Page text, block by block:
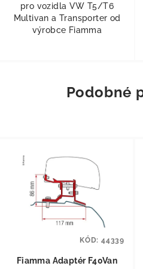
pro vozidla VW T5/T6
Multivan a Transporter od
výrobce Fiamma
Podobné
Fiamma Adaptér F40Van
KÓD: 44339